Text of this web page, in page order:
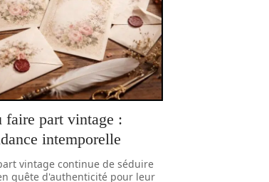
faire part vintage :
intemporelle
vintage continue de séduire
quête d'authenticité pour leur